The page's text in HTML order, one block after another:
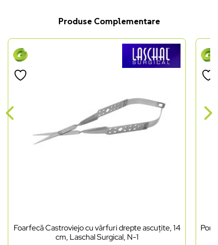
Produse Complementare
Foarfecă Castroviejo cu vârfuri drepte ascuțite, 14
cm, Laschal Surgical, N-1